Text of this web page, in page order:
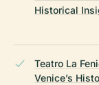
Historical
Teatro La
Venice’s